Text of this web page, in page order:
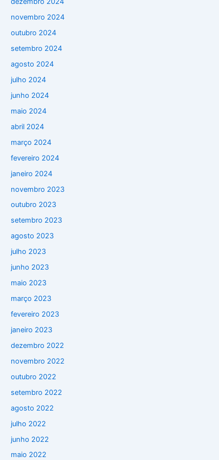
novembro 2024
outubro 2024
setembro 2024
agosto 2024
julho 2024
junho 2024
maio 2024
abril 2024
março 2024
fevereiro 2024
janeiro 2024
novembro 2023
outubro 2023
setembro 2023
agosto 2023
julho 2023
junho 2023
maio 2023
março 2023
fevereiro 2023
janeiro 2023
dezembro 2022
novembro 2022
outubro 2022
setembro 2022
agosto 2022
julho 2022
junho 2022
maio 2022